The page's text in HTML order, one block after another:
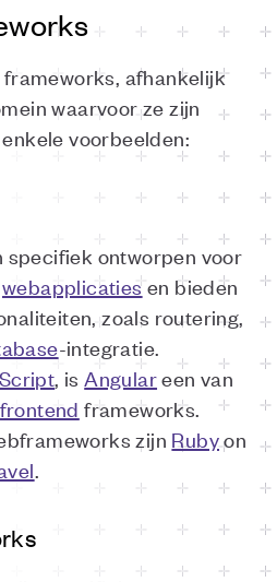
afhankelijk
waarvoor ze zijn
voorbeelden:
specifiek ontworpen voor
webapplicaties en bieden
zoals routering,
-integratie.
, isAngulareen van
frontend frameworks.
zijn Rubyon
.